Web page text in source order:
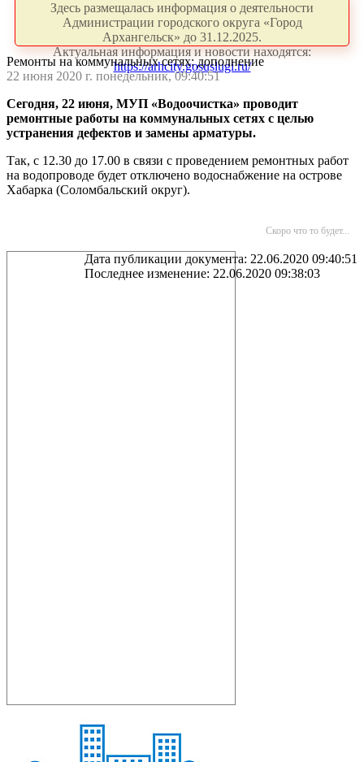
Здесь размещалась информация о деятельности
Администрации городского округа «Город
Архангельск» до 31.12.2025.
Актуальная информация и новости находятся:
https://arhcity.gosuslugi.ru/
Ремонты на коммунальных сетях: дополнение
22 июня 2020 г. понедельник, 09:40:51
Сегодня, 22 июня, МУП «Водоочистка» проводит
ремонтные работы на коммунальных сетях с целью
устранения дефектов и замены арматуры.
Так, с 12.30 до 17.00 в связи с проведением ремонтных работ
на водопроводе будет отключено водоснабжение на острове
Хабарка (Соломбальский округ).
Скоро что то будет...
Дата публикации документа: 22.06.2020 09:40:51
Последнее изменение: 22.06.2020 09:38:03